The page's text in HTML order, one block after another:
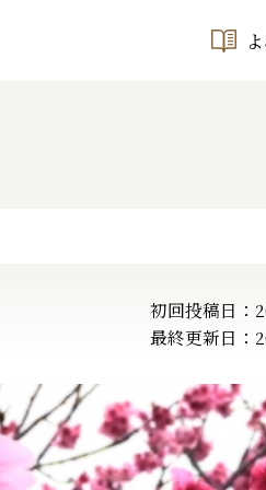
初回投稿日：
最終更新日：